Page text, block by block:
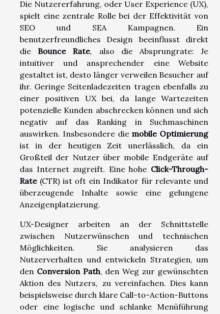
Die Nutzererfahrung, oder User Experience (UX),
spielt eine zentrale Rolle bei der Effektivität von
SEO und SEA Kampagnen. Ein
benutzerfreundliches Design beeinflusst direkt
die Bounce Rate, also die Absprungrate: Je
intuitiver und ansprechender eine Website
gestaltet ist, desto länger verweilen Besucher auf
ihr. Geringe Seitenladezeiten tragen ebenfalls zu
einer positiven UX bei, da lange Wartezeiten
potenzielle Kunden abschrecken können und sich
negativ auf das Ranking in Suchmaschinen
auswirken. Insbesondere die mobile Optimierung
ist in der heutigen Zeit unerlässlich, da ein
Großteil der Nutzer über mobile Endgeräte auf
das Internet zugreift. Eine hohe Click-Through-
Rate(CTR) ist oft ein Indikator für relevante und
überzeugende Inhalte sowie eine gelungene
Anzeigenplatzierung.
UX-Designer arbeiten an der Schnittstelle
zwischen Nutzerwünschen und technischen
Möglichkeiten. Sie analysieren das
Nutzerverhalten und entwickeln Strategien, um
den Conversion Path, den Weg zur gewünschten
Aktion des Nutzers, zu vereinfachen. Dies kann
beispielsweise durch klare Call-to-Action-Buttons
oder eine logische und schlanke Menüführung